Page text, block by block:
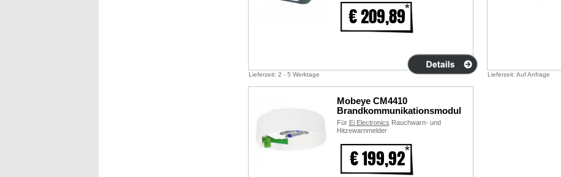
€ 209,89
Lieferzeit: 2 - 5 Werktage Lieferzeit: Auf Anfrage
Mobeye CM4410
Brandkommunikationsmodul
Für Ei Electronics Rauchwarn- und
Hitzewarnmelder
€ 199,92